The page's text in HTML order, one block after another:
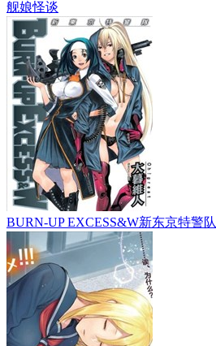
舰娘怪谈
BURN-UP EXCESS&W新东京特警队